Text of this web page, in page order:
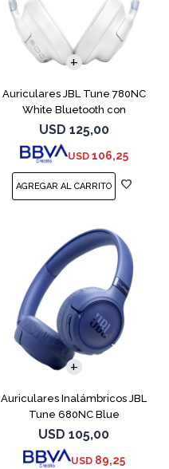
Auriculares JBL Tune 780NC
White Bluetooth con
Micrófono
USD 125,00
USD 106,25
Auriculares Inalámbricos JBL
Tune 680NC Blue
USD 105,00
USD 89,25